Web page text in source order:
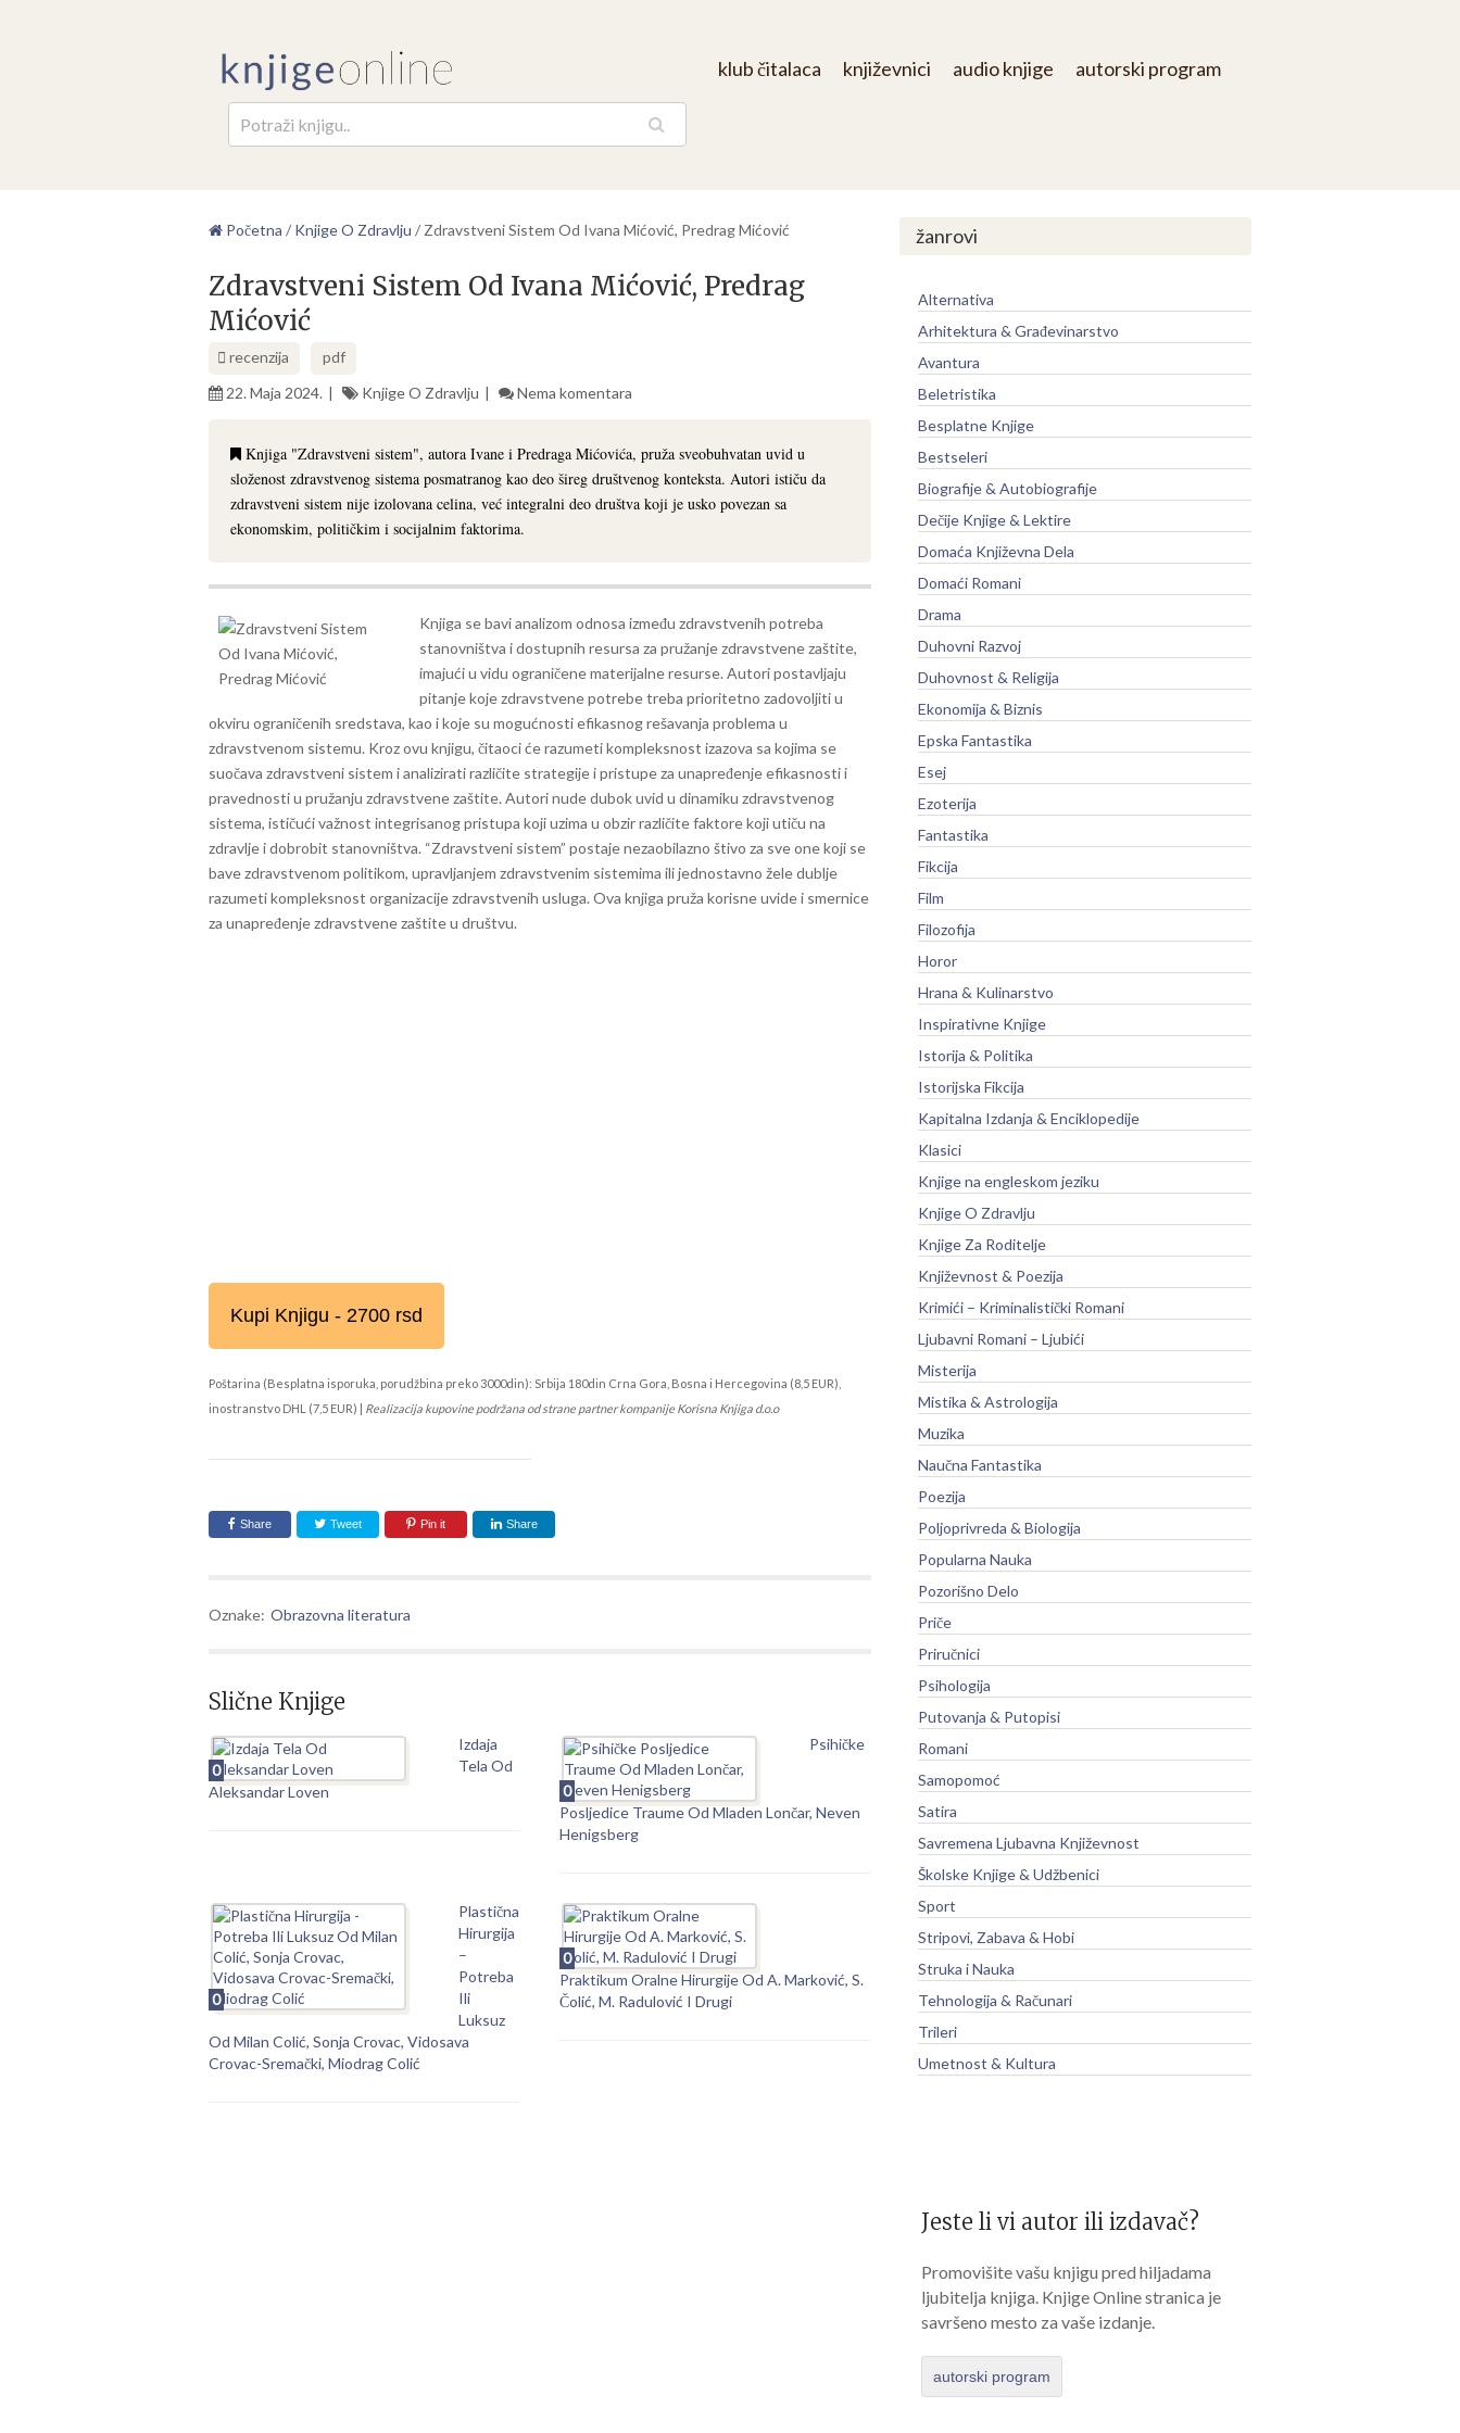
klub čitalaca književnici audio knjige autorski program
Početna / Knjige O Zdravlju / Zdravstveni Sistem Od Ivana Mićović, Predrag Mićović
Zdravstveni Sistem Od Ivana Mićović, Predrag
Mićović
recenzija
pdf
22. Maja 2024.
Knjige O Zdravlju Nema komentara
Knjiga "Zdravstveni sistem", autora Ivane i Predraga Mićovića, pruža sveobuhvatan uvid u
složenost zdravstvenog sistema posmatranog kao deo šireg društvenog konteksta. Autori ističu da
zdravstveni sistem nije izolovana celina, već integralni deo društva koji je usko povezan sa
ekonomskim, političkim i socijalnim faktorima.
Knjiga se bavi analizom odnosa između zdravstvenih potreba
stanovništva i dostupnih resursa za pružanje zdravstvene zaštite,
imajući u vidu ograničene materijalne resurse. Autori postavljaju
pitanje koje zdravstvene potrebe treba prioritetno zadovoljiti u
okviru ograničenih sredstava, kao i koje su mogućnosti efikasnog rešavanja problema u
zdravstvenom sistemu. Kroz ovu knjigu, čitaoci će razumeti kompleksnost izazova sa kojima se
suočava zdravstveni sistem i analizirati različite strategije i pristupe za unapređenje efikasnosti i
pravednosti u pružanju zdravstvene zaštite. Autori nude dubok uvid u dinamiku zdravstvenog
sistema, ističući važnost integrisanog pristupa koji uzima u obzir različite faktore koji utiču na
zdravlje i dobrobit stanovništva. “Zdravstveni sistem” postaje nezaobilazno štivo za sve one koji se
bave zdravstvenom politikom, upravljanjem zdravstvenim sistemima ili jednostavno žele dublje
razumeti kompleksnost organizacije zdravstvenih usluga. Ova knjiga pruža korisne uvide i smernice
za unapređenje zdravstvene zaštite u društvu.
Kupi Knjigu - 2700 rsd
Poštarina (Besplatna isporuka, porudžbina preko 3000din): Srbija 180din Crna Gora, Bosna i Hercegovina (8,5 EUR),
inostranstvo DHL (7,5 EUR) | Realizacija kupovine podržana od strane partner kompanije Korisna Knjiga d.o.o
Share Tweet Pin it Share
Oznake: Obrazovna literatura
Slične Knjige
0
Izdaja
Tela Od
Aleksandar Loven
0
Psihičke
Posljedice Traume Od Mladen Lončar, Neven
Henigsberg
0
Plastična
Hirurgija
–
Potreba
Ili
Luksuz
Od Milan Colić, Sonja Crovac, Vidosava
Crovac-Sremački, Miodrag Colić
0
Praktikum Oralne Hirurgije Od A. Marković, S.
Čolić, M. Radulović I Drugi
žanrovi
Alternativa
Arhitektura & Građevinarstvo
Avantura
Beletristika
Besplatne Knjige
Bestseleri
Biografije & Autobiografije
Dečije Knjige & Lektire
Domaća Književna Dela
Domaći Romani
Drama
Duhovni Razvoj
Duhovnost & Religija
Ekonomija & Biznis
Epska Fantastika
Esej
Ezoterija
Fantastika
Fikcija
Film
Filozofija
Horor
Hrana & Kulinarstvo
Inspirativne Knjige
Istorija & Politika
Istorijska Fikcija
Kapitalna Izdanja & Enciklopedije
Klasici
Knjige na engleskom jeziku
Knjige O Zdravlju
Knjige Za Roditelje
Književnost & Poezija
Krimići – Kriminalistički Romani
Ljubavni Romani – Ljubići
Misterija
Mistika & Astrologija
Muzika
Naučna Fantastika
Poezija
Poljoprivreda & Biologija
Popularna Nauka
Pozorišno Delo
Priče
Priručnici
Psihologija
Putovanja & Putopisi
Romani
Samopomoć
Satira
Savremena Ljubavna Književnost
Školske Knjige & Udžbenici
Sport
Stripovi, Zabava & Hobi
Struka i Nauka
Tehnologija & Računari
Trileri
Umetnost & Kultura
Jeste li vi autor ili izdavač?
Promovišite vašu knjigu pred hiljadama
ljubitelja knjiga. Knjige Online stranica je
savršeno mesto za vaše izdanje.
autorski program